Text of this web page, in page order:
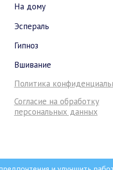
На дому
Эспераль
Гипноз
Вшивание
Политика
Согласие на обработку
персональных данных